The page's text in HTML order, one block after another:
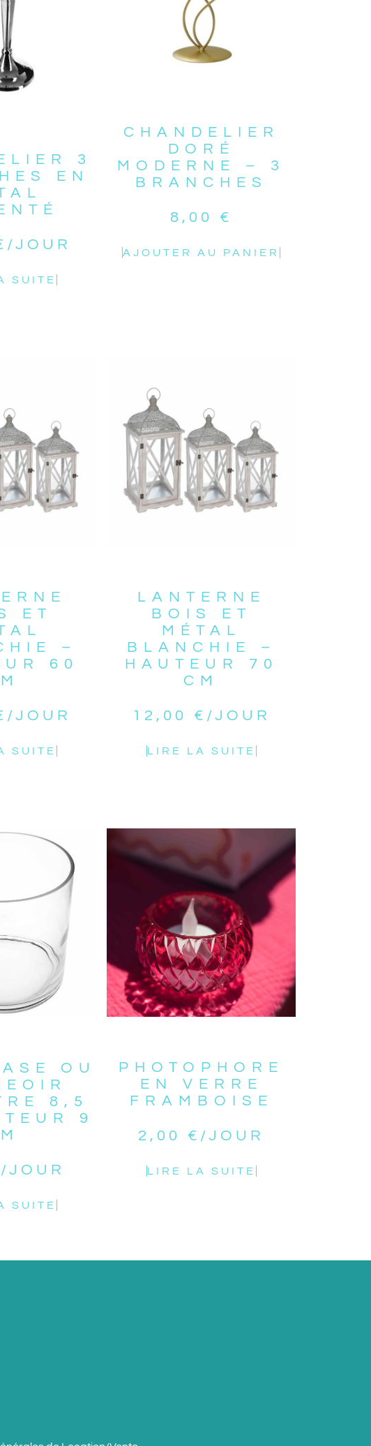
3
EN
/JOUR
SUITE
CHANDELIER
DORÉ
MODERNE – 3
BRANCHES
8,00 €
AJOUTER AU PANIER
ET
–
60
/JOUR
SUITE
LANTERNE
BOIS ET
MÉTAL
BLANCHIE –
HAUTEUR 70
CM
12,00 € /JOUR
LIRE LA SUITE
OU
8,5
9
/JOUR
SUITE
PHOTOPHORE
EN VERRE
FRAMBOISE
2,00 € /JOUR
LIRE LA SUITE